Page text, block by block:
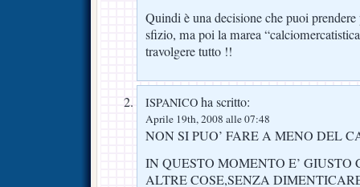
Quindi è una decisione che puoi
sfizio, ma poi la marea
travolgere tutto !!
ISPANICO ha scritto:
Aprile 19th, 2008 alle 07:48
NON SI PUO’ FARE A MENO DEL
IN QUESTO MOMENTO E’ GIUSTO
ALTRE COSE,SENZA